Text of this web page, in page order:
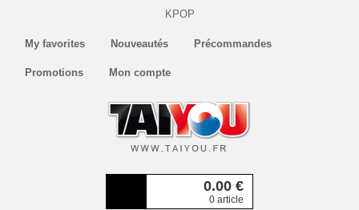
KPOP
My favorites Nouveautés Précommandes
Promotions Mon compte
0.00 €
0 article